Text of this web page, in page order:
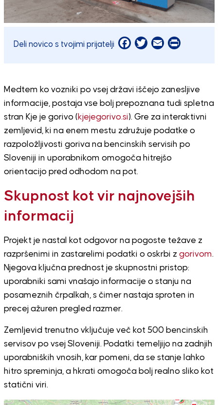
Deli novico s tvojimi prijatelji Facebook
Twitter
EmailPrint
Medtem ko vozniki po vsej državi iščejo zanesljive
informacije, postaja vse bolj prepoznana tudi spletna
stran Kje je gorivo ( kjejegorivo.si). Gre za interaktivni
zemljevid, ki na enem mestu združuje podatke o
razpoložljivosti goriva na bencinskih servisih po
Sloveniji in uporabnikom omogoča hitrejšo
orientacijo pred odhodom na pot.
Skupnost kot vir najnovejših
informacij
Projekt je nastal kot odgovor na pogoste težave z
razpršenimi in zastarelimi podatki o oskrbi z gorivom.
Njegova ključna prednost je skupnostni pristop:
uporabniki sami vnašajo informacije o stanju na
posameznih črpalkah, s čimer nastaja sproten in
precej ažuren pregled razmer.
Zemljevid trenutno vključuje več kot 500 bencinskih
servisov po vsej Sloveniji. Podatki temeljijo na zadnjih
uporabniških vnosih, kar pomeni, da se stanje lahko
hitro spreminja, a hkrati omogoča bolj realno sliko kot
statični viri.